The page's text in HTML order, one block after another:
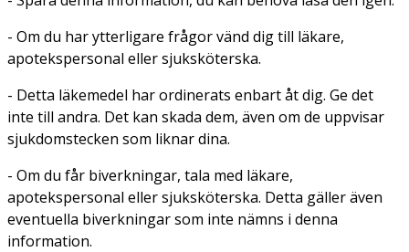
- Om du har ytterligare frågor vänd dig till läkare,
apotekspersonal eller sjuksköterska.
- Detta läkemedel har ordinerats enbart åt dig. Ge det
inte till andra. Det kan skada dem, även om de uppvisar
sjukdomstecken som liknar dina.
- Om du får biverkningar, tala med läkare,
apotekspersonal eller sjuksköterska. Detta gäller även
eventuella biverkningar som inte nämns i denna
information.